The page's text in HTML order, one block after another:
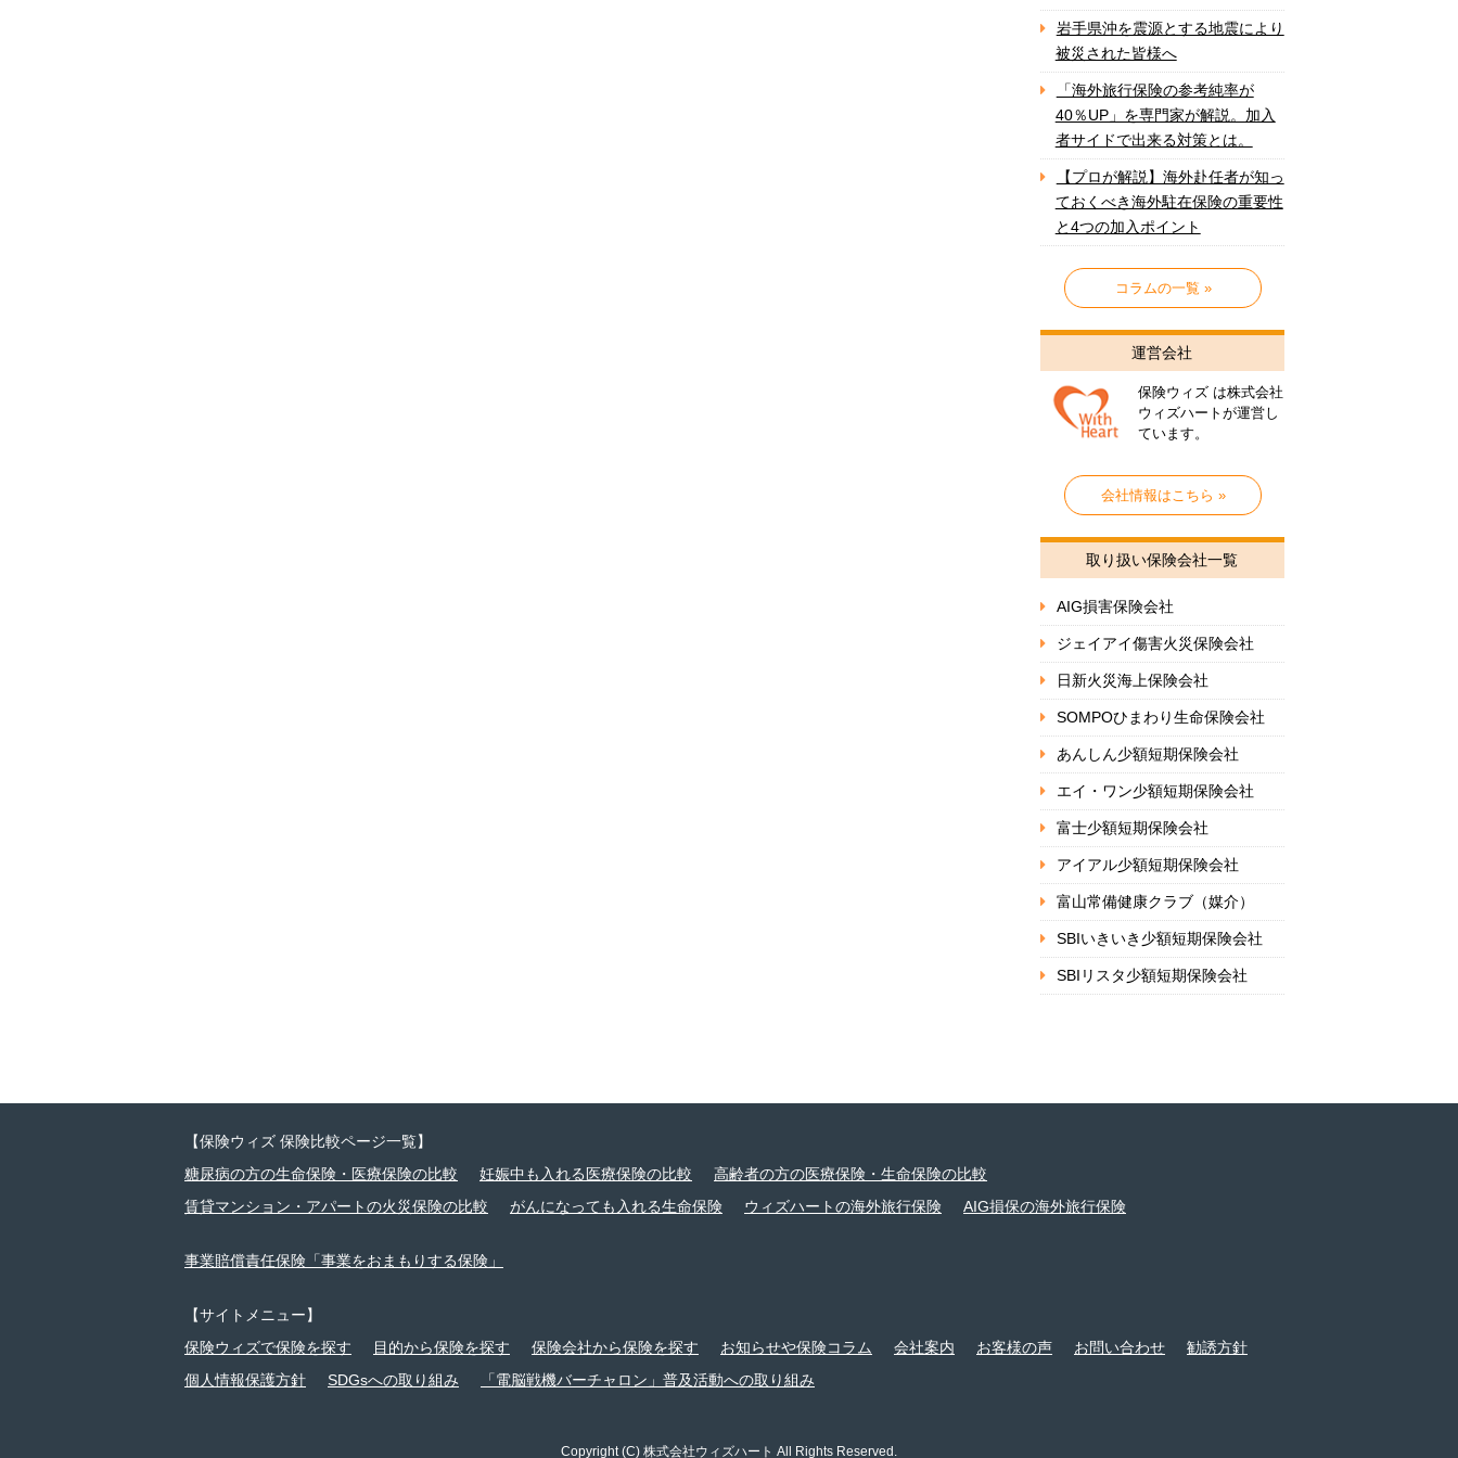
岩手県沖を震源とする地震により
被災された皆様へ
「海外旅行保険の参考純率が
40％UP」を専門家が解説。加入
者サイドで出来る対策とは。
【プロが解説】海外赴任者が知っ
ておくべき海外駐在保険の重要性
と4つの加入ポイント
コラムの一覧 »
運営会社
保険ウィズ は株式会社
ウィズハートが運営し
ています。
会社情報はこちら »
取り扱い保険会社一覧
AIG損害保険会社
ジェイアイ傷害火災保険会社
日新火災海上保険会社
SOMPOひまわり生命保険会社
あんしん少額短期保険会社
エイ・ワン少額短期保険会社
富士少額短期保険会社
アイアル少額短期保険会社
富山常備健康クラブ（媒介）
SBIいきいき少額短期保険会社
SBIリスタ少額短期保険会社
【保険ウィズ 保険比較ページ一覧】
糖尿病の方の生命保険・医療保険の比較
妊娠中も入れる医療保険の比較
高齢者の方の医療保険・生命保険の比較
賃貸マンション・アパートの火災保険の比較
がんになっても入れる生命保険 ウィズハートの海外旅行保険 AIG損保の海外旅行保険
事業賠償責任保険「事業をおまもりする保険」
【サイトメニュー】
保険ウィズで保険を探す
目的から保険を探す 保険会社から保険を探す お知らせや保険コラム 会社案内 お客様の声 お問い合わせ
勧誘方針
個人情報保護方針
SDGsへの取り組み 「電脳戦機バーチャロン」普及活動への取り組み
Copyright (C) 株式会社ウィズハート All Rights Reserved.